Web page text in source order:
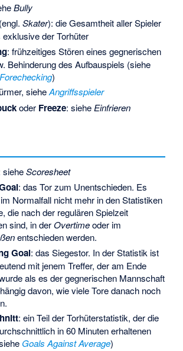
Bully
Skater): die Gesamtheit aller Spieler
der Torhüter
: frühzeitiges Stören eines gegnerischen
Behinderung des Aufbauspiels (siehe
Forechecking)
sieheAngriffsspieler
oder Freeze: siehe Einfrieren
sieheScoresheet
: das Tor zum Unentschieden. Es
Normalfall nicht mehr in den Statistiken
die nach der regulären Spielzeit
sind, in derOvertimeoder im
entschieden werden.
Goal: das Siegestor. In der Statistik ist
mit jenem Treffer, der am Ende
als es der gegnerischen Mannschaft
davon, wie viele Tore danach noch
: ein Teil der Torhüterstatistik, der die
in 60 Minuten erhaltenen
Goals Against Average)